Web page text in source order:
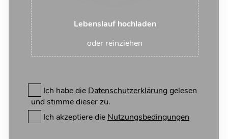
Lebenslauf hochladen
oder reinziehen
Ich habe die Datenschutzerklärunggelesen
und stimme dieser zu.
Ich akzeptiere die Nutzungsbedingungen